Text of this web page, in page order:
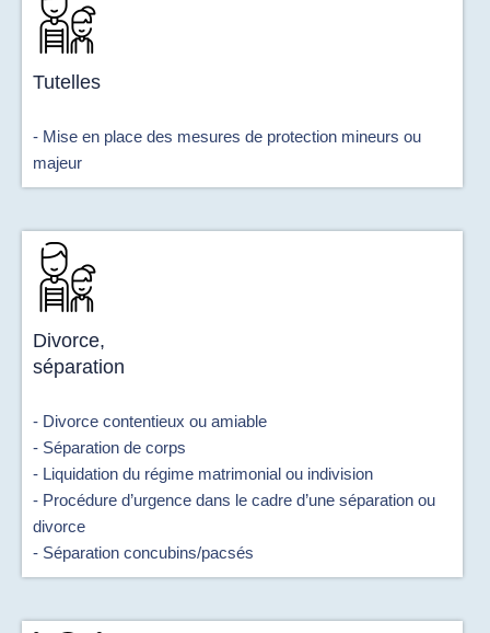
Tutelles
- Mise en place des mesures de protection mineurs ou
majeur
Divorce,
séparation
- Divorce contentieux ou amiable
- Séparation de corps
- Liquidation du régime matrimonial ou indivision
- Procédure d’urgence dans le cadre d’une séparation ou
divorce
- Séparation concubins/pacsés